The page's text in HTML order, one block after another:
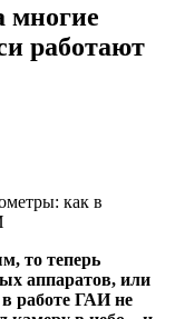
многие
работают
то теперь
аппаратов, или
работе ГАИ не